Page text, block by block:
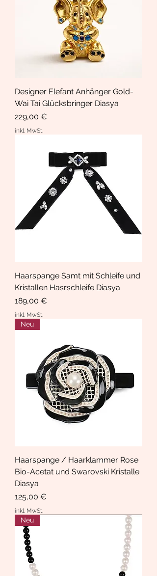
Designer Elefant Anhänger Gold-
Wai Tai Glücksbringer Diasya
Preis
229,00 €
inkl. MwSt.
Haarspange Samt mit Schleife und
Kristallen Hasrschleife Diasya
Preis
189,00 €
inkl. MwSt.
Neu
Haarspange / Haarklammer Rose
Bio-Acetat und Swarovski Kristalle
Diasya
Preis
125,00 €
inkl. MwSt.
Neu